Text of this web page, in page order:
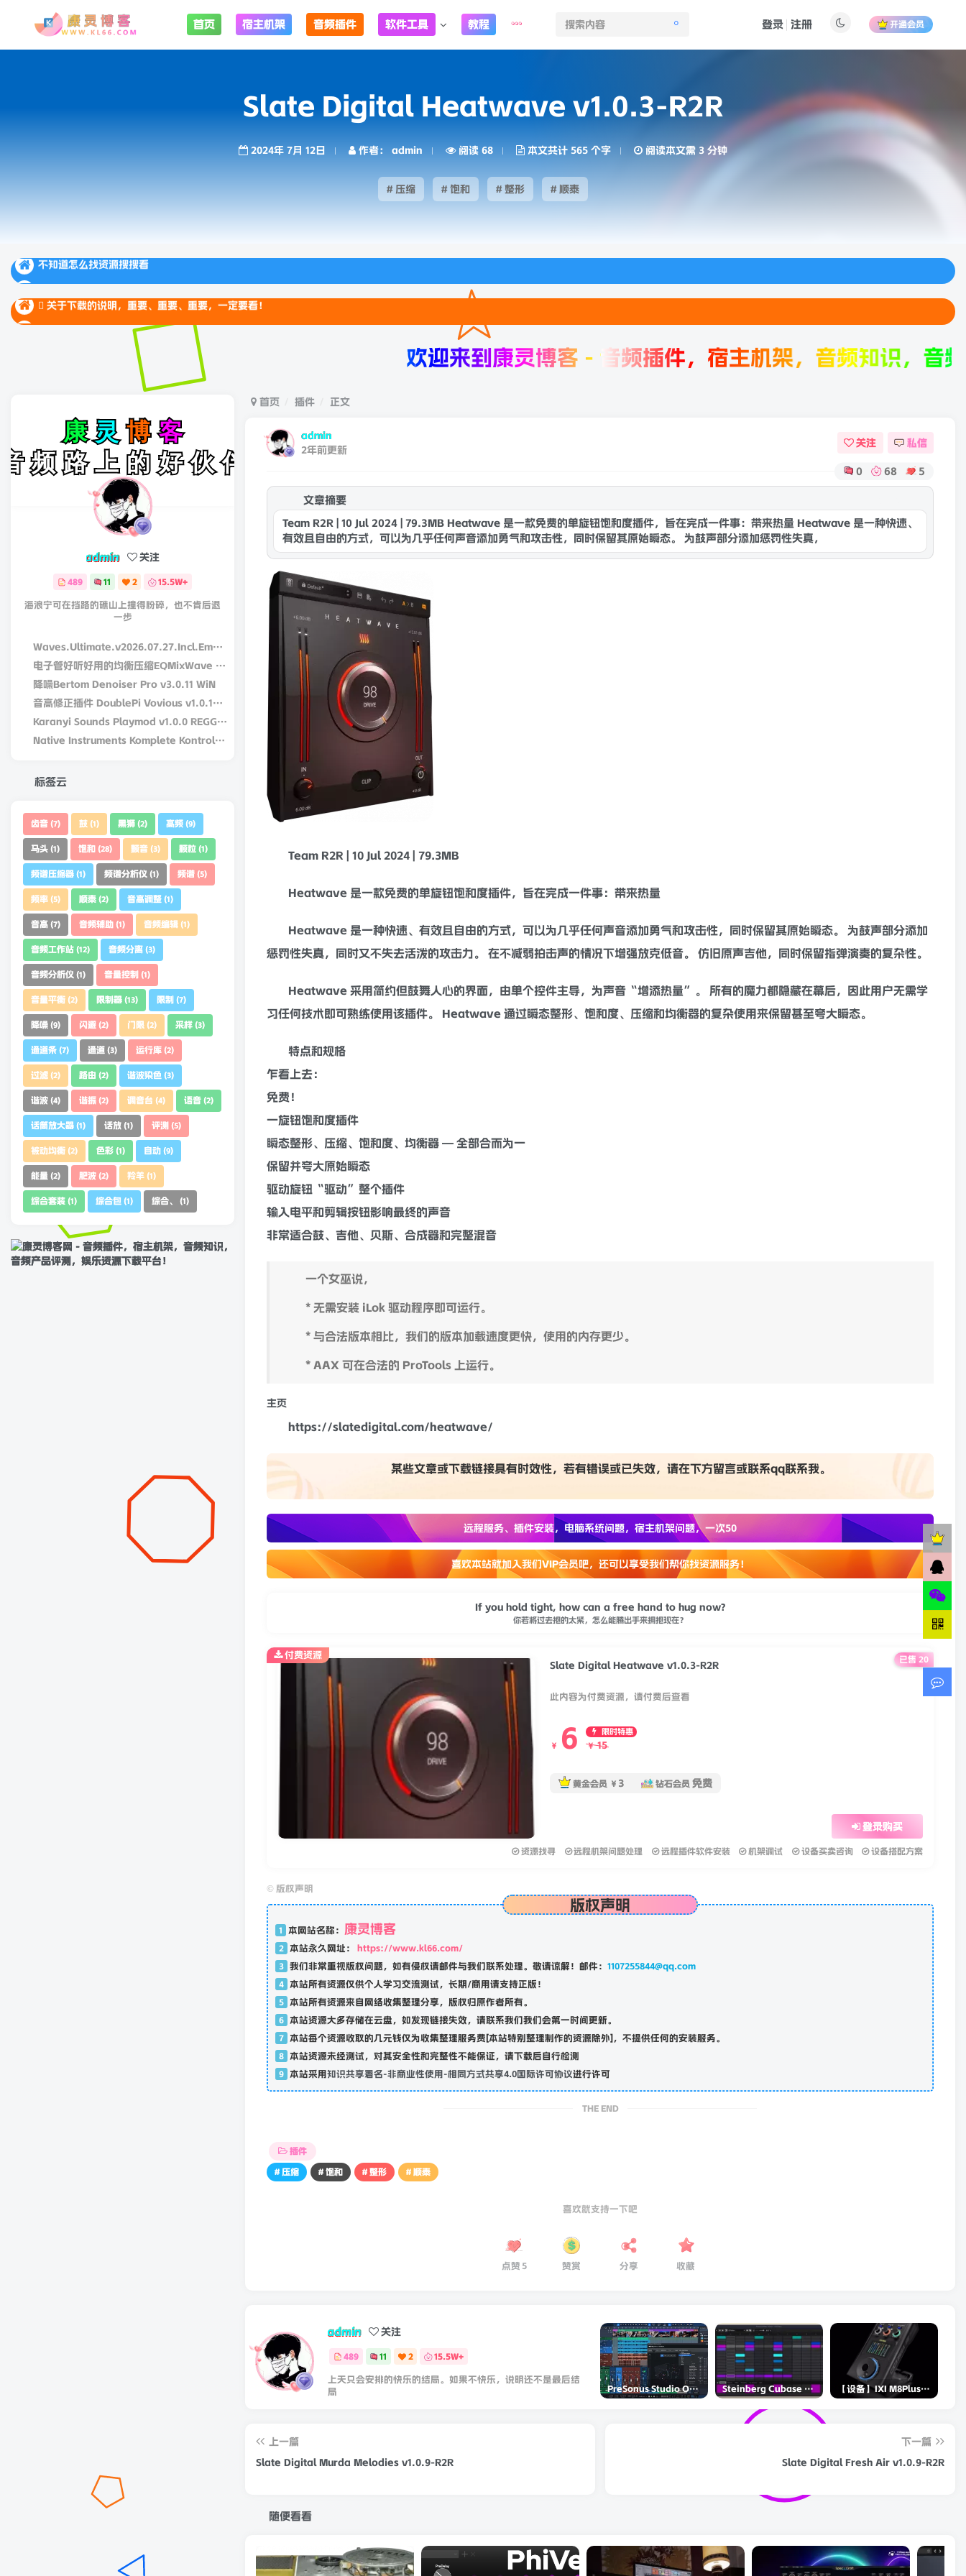
Slate Digital Heatwave v1.0.3-R2R
2024年 7月 12日 作者： admin 阅读 68 本文共计 565 个字 阅读本文需 3 分钟
# 压缩 # 饱和 # 整形 # 顺泰
首页 宿主机架 音频插件 软件工具 教程 开通会员
登录 注册
不知道怎么找资源搜搜看
 关于下载的说明，重要、重要、重要，一定要看！
 关于下载的说明，重要、重要、重要，一定要看！
 关于下载的说明，重要、重要、重要，一定要看！
欢迎来到康灵博客 - 音频插件，宿主机架，音频知识，音频产品评测。
首页 插件 正文
admin
2年前更新
关注 私信
0 68 5
文章摘要
Team R2R | 10 Jul 2024 | 79.3MB Heatwave 是一款免费的单旋钮饱和度插件，旨在完成一件事：带来热量 Heatwave 是一种快速、
有效且自由的方式，可以为几乎任何声音添加勇气和攻击性，同时保留其原始瞬态。 为鼓声部分添加惩罚性失真，同时又不失去活泼
的攻击力。 在不减弱拍击声的情况下增强放克低音。 仿旧原声
Heatwave 是一种快速、有效且自由的方式，可以为几乎任何声音添加勇气和攻击性，同时保留其原始瞬态 。 为鼓声部分添加
Heatwave 采用简约但鼓舞人心的界面，由单个控件主导，为声音“增添热量”。 所有的魔力都隐藏在幕后，因此用户无需学
特点和规格
乍看上去：
免费！
一旋钮饱和
度插件
瞬态整形、 压缩 、饱和度、
保留并夸大原始瞬态
驱动旋钮“驱动”整个插件
输入电平 和剪辑按钮影响最终的声音
远程服务、插件安装，电脑系统问题，宿主机架问题，一次50
喜欢本站就加入我们VIP会员吧，还可以享受我们帮你找资源服务！
If you hold tight, how can a free hand to hug now?
6 限时特惠
登录购买
©版权声明
版权声明
1 本网站名称：康灵博客
2 本站永久网址：https://www.kl66.com/
3 我们非常重视版权问题，如有侵权请邮件与我们联系处理。敬请谅解！邮件：
4 本站所有资源仅供个人学习交流测试，长期/商用请支持正版！
5 本站所有资源来自网络收集整理分享，版权归原作者所有。
6 本站资源大多存储在云盘，如发现链接失效，请联系我们我们会第一时间更新。
7 本站每个资源收取的几元钱仅为收集整理服务费[本站特别整理制作的资源除外]，不提供任何的安装服务。
8 本站资源未经测试，对其安全性和完整性不能保证，请下载后自行检测
9 本站采用知识共享署名-非商业性使用-相同方式共享4.0国际许可协议进行许可
插件
关注
上天只会安排的快乐的结局。如果不快乐，说明还不是最后结
上一篇
下一篇
admin 关注
489 11 2 15.5W+
海浪宁可在挡路的礁山上撞得粉碎，也不肯后退
一步
Waves.Ultimate.v2026.07.27.Incl.Emulator-R2R
电子管好听好用的均衡压缩EQMixWave DW Fearn VT-15 v1.0.0-win-R2R
降噪Bertom Denoiser Pro v3.0.11 WiN
音高修正插件 DoublePi Vovious v1.0.14 – V.R Win/MAC
Karanyi Sounds Playmod v1.0.0 REGGED WiN/MacOS
Native Instruments Komplete Kontrol v3.5.4-bobdule WiN
标签云
齿音 (7) 鼓 (1) 黑狮 (2) 高频 (9)
马头 (1) 饱和 (28) 颤音 (3) 颗粒 (1)
频谱压缩器 (1) 频谱分析仪 (1) 频谱 (5)
频率 (5) 顺泰 (2) 音高调整 (1)
音高 (7) 音频辅助 (1) 音频编辑 (1)
音频工作站 (12) 音频分离 (3)
音频分析仪 (1) 音量控制 (1)
音量平衡 (2) 限制器 (13) 限制 (7)
降噪 (9) 闪避 (2) 门限 (2) 采样 (3)
通道条 (7) 通道 (3) 运行库 (2)
过滤 (2) 路由 (2) 谐波染色 (3)
谐波 (4) 谐振 (2) 调音台 (4) 语音 (2)
话筒放大器 (1) 话放 (1) 评测 (5)
被动均衡 (2) 色彩 (1) 自动 (9)
能量 (2) 肥波 (2) 羚羊 (1)
综合套装 (1) 综合包 (1) 综合、 (1)